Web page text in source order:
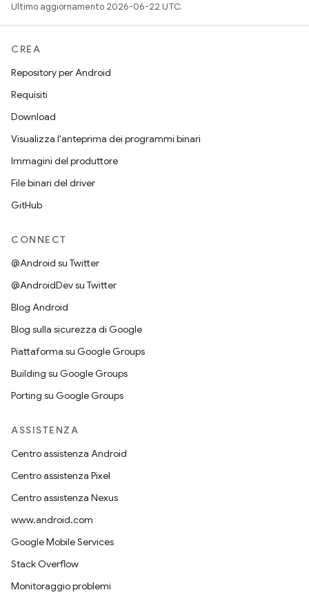
Ultimo aggiornamento 2026-06-22 UTC.
CREA
Repository per Android
Requisiti
Download
Visualizza l'anteprima dei programmi binari
Immagini del produttore
File binari del driver
GitHub
CONNECT
@Android su Twitter
@AndroidDev su Twitter
Blog Android
Blog sulla sicurezza di Google
Piattaforma su Google Groups
Building su Google Groups
Porting su Google Groups
ASSISTENZA
Centro assistenza Android
Centro assistenza Pixel
Centro assistenza Nexus
www.android.com
Google Mobile Services
Stack Overflow
Monitoraggio problemi